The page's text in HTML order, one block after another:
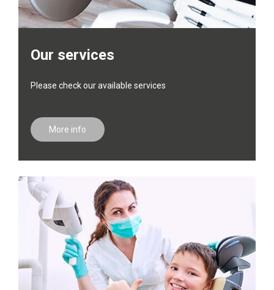
Our services
Please check our available services
More info